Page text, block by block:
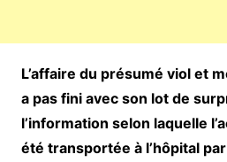
L’affaire du présumé viol et
a pas fini avec son lot de
l’information selon laquelle
été transportée à l’hôpital